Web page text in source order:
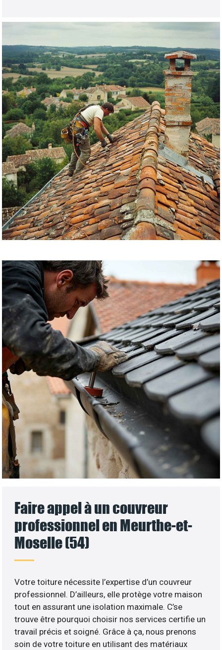
Faire appel à un couvreur
professionnel en Meurthe-et-
Moselle (54)
Votre toiture nécessite l’expertise d’un couvreur
professionnel. D’ailleurs, elle protège votre maison
tout en assurant une isolation maximale. C’se
trouve être pourquoi choisir nos services certifie un
travail précis et soigné. Grâce à ça, nous prenons
soin de votre toiture en utilisant des matériaux